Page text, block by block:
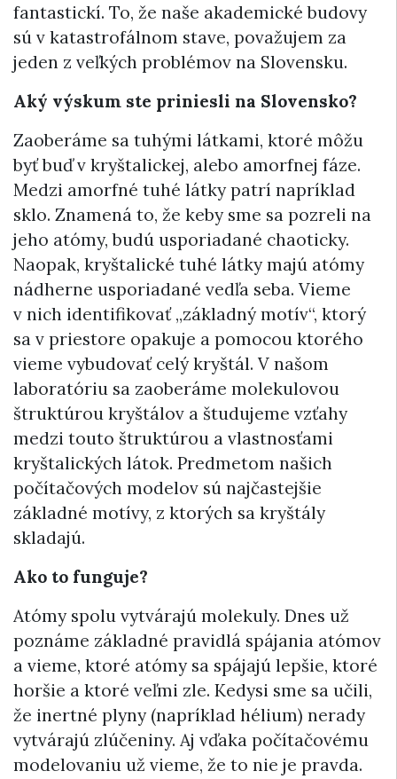
fantastickí. To, že naše akademické budovy
sú v katastrofálnom stave, považujem za
jeden z veľkých problémov na Slovensku.
Aký výskum ste priniesli na Slovensko?
Zaoberáme sa tuhými látkami, ktoré môžu
byť buď v kryštalickej, alebo amorfnej fáze.
Medzi amorfné tuhé látky patrí napríklad
sklo. Znamená to, že keby sme sa pozreli na
jeho atómy, budú usporiadané chaoticky.
Naopak, kryštalické tuhé látky majú atómy
nádherne usporiadané vedľa seba. Vieme
v nich identifikovať „základný motív“, ktorý
sa v priestore opakuje a pomocou ktorého
vieme vybudovať celý kryštál. V našom
laboratóriu sa zaoberáme molekulovou
štruktúrou kryštálov a študujeme vzťahy
medzi touto štruktúrou a vlastnosťami
kryštalických látok. Predmetom našich
počítačových modelov sú najčastejšie
základné motívy, z ktorých sa kryštály
skladajú.
Ako to funguje?
Atómy spolu vytvárajú molekuly. Dnes už
poznáme základné pravidlá spájania atómov
a vieme, ktoré atómy sa spájajú lepšie, ktoré
horšie a ktoré veľmi zle. Kedysi sme sa učili,
že inertné plyny (napríklad hélium) nerady
vytvárajú zlúčeniny. Aj vďaka počítačovému
modelovaniu už vieme, že to nie je pravda.